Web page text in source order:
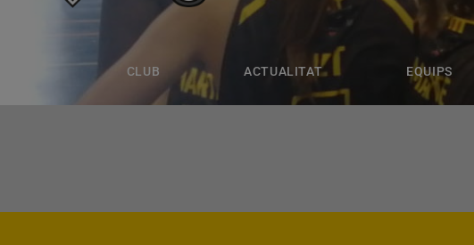
CLUB ACTUALITAT EQUIPS
ACTUALITAT